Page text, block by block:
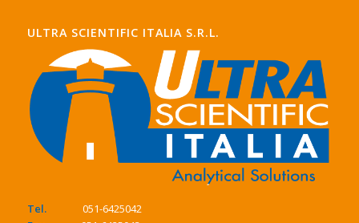
ULTRA SCIENTIFIC ITALIA S.R.L.
Tel. 051-6425042